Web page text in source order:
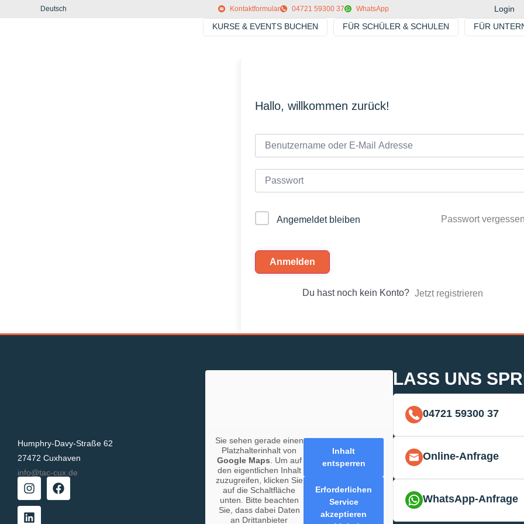
Deutsch Kontaktformular 04721 59300 37 WhatsApp
Login
KURSE & EVENTS BUCHEN
FÜR SCHÜLER & SCHULEN FÜR
Hallo, willkommen zurück!
Angemeldet bleiben Passwort
Anmelden
Du hast noch kein Konto? Jetzt registrieren
Humphry-Davy-Straße 62
27472 Cuxhaven
info@tac-cux.de
Sie sehen gerade einen
Platzhalterinhalt von
Google Maps . Um auf
den eigentlichen Inhalt
zuzugreifen, klicken Sie
auf die Schaltfläche
unten. Bitte beachten
Sie, dass dabei Daten
an Drittanbieter
Inhalt
entsperren
Erforderlichen
Service
akzeptieren
LASS UNS
04721 59300 37
Online-Anfrage
WhatsApp-Anfrage